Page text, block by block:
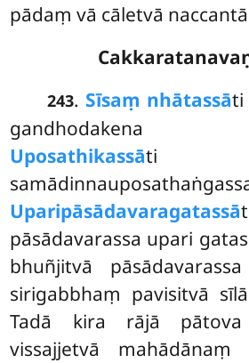
pādaṃ vā cāletvā
243. Sīsaṃ nhātassāti
gandhodakena
Uposathikassāti
Uparipāsādavaragatassā
pāsādavarassa upari
bhuñjitvā
sirigabbhaṃ pavisitvā
Tadā kira rājā pātova
vissajjetvā mahādānaṃ